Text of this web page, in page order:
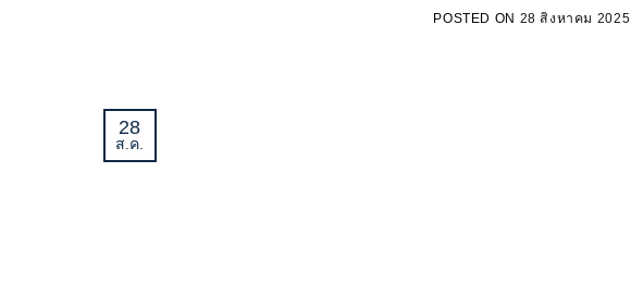
POSTED ON 28 สิงหาคม 2025
28
ส.ค.